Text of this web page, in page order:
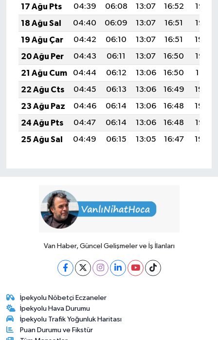
17 Ağu Pts
04:39 06:08 13:07 16:52
19:56
18 Ağu Sal
04:40 06:09 13:07 16:51
19:55
19 Ağu Çar
04:42 06:10 13:07 16:51
19:54
20 Ağu Per
04:43 06:11 13:07 16:50
19:52
21 Ağu Cum
04:44 06:12 13:06 16:50
19:51
22 Ağu Cts
04:45 06:13 13:06 16:49
19:50
23 Ağu Paz
04:46 06:14 13:06 16:48
19:48
24 Ağu Pts
04:47 06:14 13:06 16:48
19:47
25 Ağu Sal
04:49 06:15 13:05 16:47 19:45
Van Haber, Güncel Gelişmeler ve İş İlanları
İpekyolu Nöbetçi Eczaneler
İpekyolu Hava Durumu
İpekyolu Trafik Yoğunluk Haritası
Puan Durumu ve Fikstür